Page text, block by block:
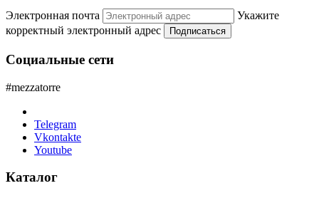
Электронная почта
Укажите
корректный электронный адрес
Подписаться
Социальные сети
#mezzatorre
Telegram
Vkontakte
Youtube
Каталог